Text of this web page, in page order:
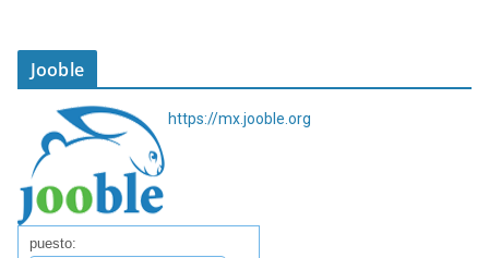
Jooble
https://mx.jooble.org
puesto: